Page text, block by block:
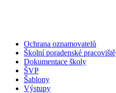
Ochrana oznamovatelů
Školní poradenské pracoviště
Dokumentace školy
ŠVP
Šablony
Výstupy